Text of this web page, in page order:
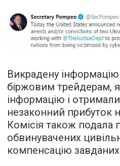
Викрадену інформацію
біржовим трейдерам,
інформацію і
незаконний прибуток
Комісія також подала
обвинувачених
компенсацію завданих